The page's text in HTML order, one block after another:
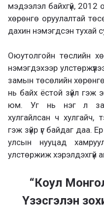
мэдээлэл байхгүй,
хөрөнгө оруулалтай
дахин нэмэгдсэн тухай
Оюутолгойн төслийн
нэмэгдэхээр
замын төсөлийн
нь байх ёстой зүйл гэж
юм. Уг нь нэг л
хулгайлсан ч хулгайч,
гэж зүйр үг байдаг даа.
улсын нууцад
улстөржиж хэрэлдэхгүй
“Коул
Үзэсгэлэн